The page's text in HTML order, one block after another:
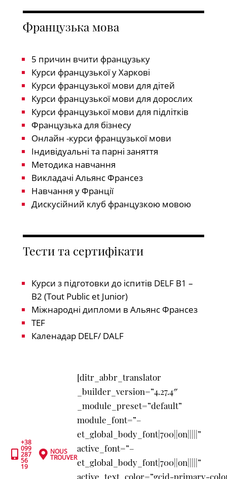
Французька мова
5 причин вчити французьку
Курси французької у Харкові
Курси французької мови для дітей
Курси французької мови для дорослих
Курси французької мови для підлітків
Французька для бізнесу
Онлайн -курси французької мови
Індивідуальні та парні заняття
Методика навчання
Викладачі Альянс Франсез
Навчання у Франції
Дискусійний клуб французкою мовою
Тести та сертифікати
Курси з підготовки до іспитів DELF B1 –
B2 (Tout Public et Junior)
Міжнародні дипломи в Альянс Франсез
TEF
Каленадар DELF/ DALF

+38
099
287
56
19
 NOUS
TROUVER
[ditr_abbr_translator
_builder_version=”4.27.4″
_module_preset=”default”
module_font=”–
et_global_body_font|700||on|||||”
active_font=”–
et_global_body_font|700||on|||||”
active_text_color=”gcid-primary-